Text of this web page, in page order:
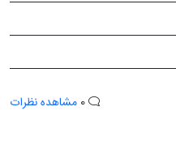
مشاهده نظرات